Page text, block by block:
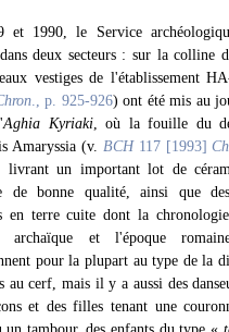
et 1990, le Service
deux secteurs : sur la colline
vestiges de l'établissement
., p. 925-926) ont été mis au
Aghia Kyriaki, où la fouille du
Amaryssia (v. BCH 117 [1993]
livrant un important lot de
de bonne qualité, ainsi que
en terre cuite dont la chronologie
archaïque et l'époque
pour la plupart au type de la
au cerf, mais il y a aussi des
et des filles tenant une